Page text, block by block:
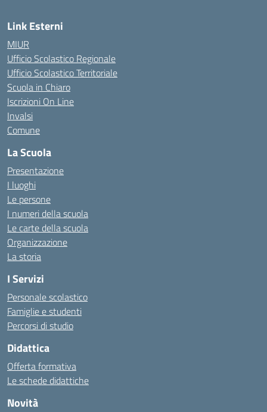
Link Esterni
MIUR
Ufficio Scolastico Regionale
Ufficio Scolastico Territoriale
Scuola in Chiaro
Iscrizioni On Line
Invalsi
Comune
La Scuola
Presentazione
I luoghi
Le persone
I numeri della scuola
Le carte della scuola
Organizzazione
La storia
I Servizi
Personale scolastico
Famiglie e studenti
Percorsi di studio
Didattica
Offerta formativa
Le schede didattiche
Novità